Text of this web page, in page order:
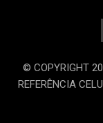
© COPYRIGHT
REFERÊNCIA